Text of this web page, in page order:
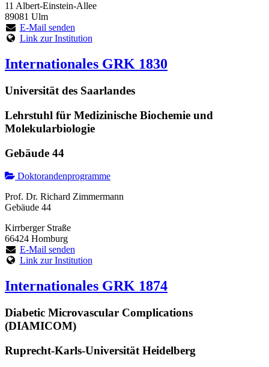
11 Albert-Einstein-Allee
89081 Ulm
E-Mail senden
Link zur Institution
Internationales GRK 1830
Universität des Saarlandes
Lehrstuhl für Medizinische Biochemie und
Molekularbiologie
Gebäude 44
Doktorandenprogramme
Prof. Dr. Richard Zimmermann
Gebäude 44
Kirrberger Straße
66424 Homburg
E-Mail senden
Link zur Institution
Internationales GRK 1874
Diabetic Microvascular Complications
(DIAMICOM)
Ruprecht-Karls-Universität Heidelberg